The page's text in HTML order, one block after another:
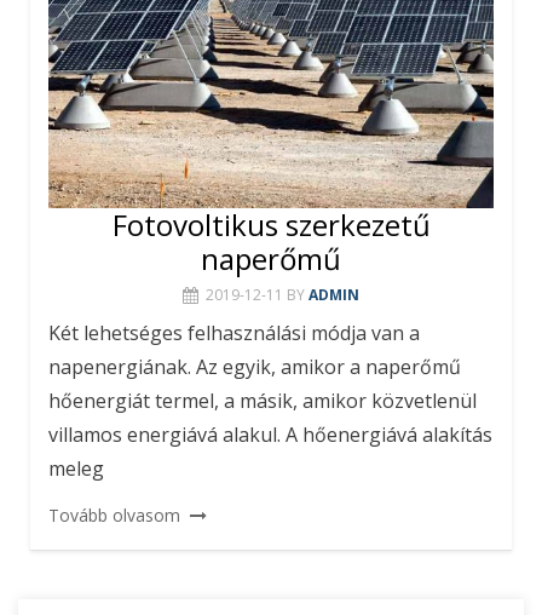
Fotovoltikus szerkezetű
naperőmű
2019-12-11 BYADMIN
Két lehetséges felhasználási módja van a
napenergiának. Az egyik, amikor a naperőmű
hőenergiát termel, a másik, amikor közvetlenül
villamos energiává alakul. A hőenergiává alakítás
meleg
Tovább olvasom